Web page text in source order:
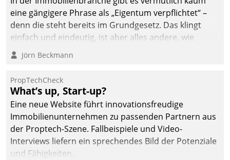
eine gängigere Phrase als „Eigentum verpflichtet“ –
denn die steht bereits im Grundgesetz. Das klingt
einfach und eindeutig, ist aber alles andere, wie
Branchenbeschäftigte wissen. Denn mit der
Verantwortung folgen Verpflichtungen.
Jörn Beckmann
PropTechCheck
What’s up, Start-up?
Eine neue Website führt innovationsfreudige
Immobilienunternehmen zu passenden Partnern aus
der Proptech-Szene. Fallbeispiele und Video-
Interviews liefern ein sprechendes Bild der Potenziale
und Fähigkeiten.